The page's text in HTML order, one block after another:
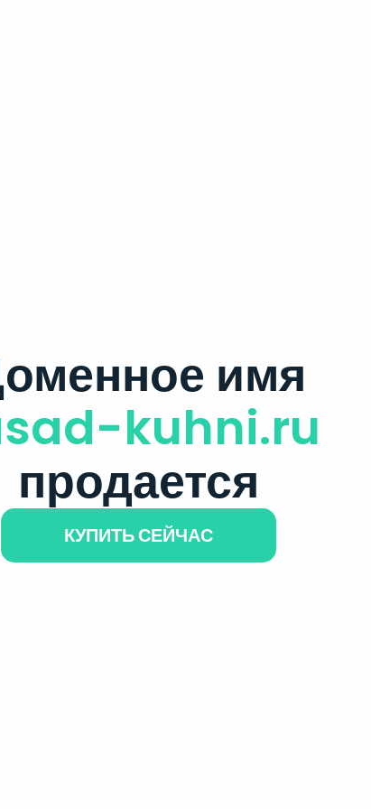
имя
kuhni.ru
продается
КУПИТЬ СЕЙЧАС